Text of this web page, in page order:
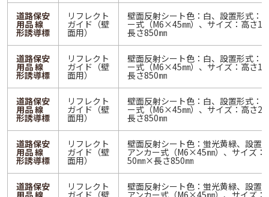
道路保安
用品 線
形誘導標
リフレクト
ガイド（壁
面用）
壁面反射シート色：白、設置形式：
ー式（M6×45㎜）、サイズ：高さ
長さ850㎜
道路保安
用品 線
形誘導標
リフレクト
ガイド（壁
面用）
壁面反射シート色：白、設置形式：
ー式（M6×45㎜）、サイズ：高さ
長さ850㎜
道路保安
用品 線
形誘導標
リフレクト
ガイド（壁
面用）
壁面反射シート色：白、設置形式：
ー式（M6×45㎜）、サイズ：高さ
長さ850㎜
道路保安
用品 線
形誘導標
リフレクト
ガイド（壁
面用）
壁面反射シート色：蛍光黄緑、設置
アンカー式（M6×45㎜）、サイズ：
50㎜×長さ850㎜
道路保安
用品 線
リフレクト
ガイド（壁
壁面反射シート色：蛍光黄緑、設置
アンカー式（M6×45㎜）、サイズ：